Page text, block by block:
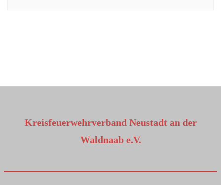
Kreisfeuerwehrverband Neustadt an der
Waldnaab e.V.